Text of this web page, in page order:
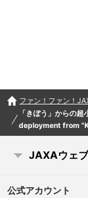
ファン！ファン！
「きぼう」からの
deployment from
JAXAウェ
公式アカウント